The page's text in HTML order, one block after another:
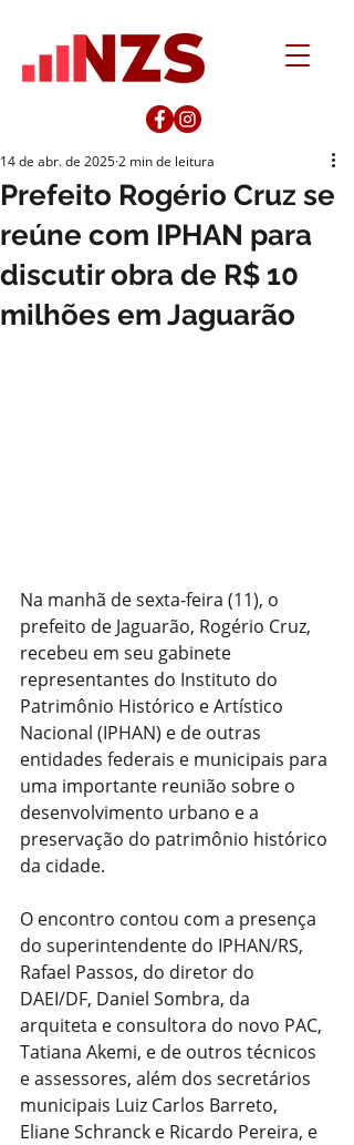
Prefeito Rogério Cruz se
reúne com IPHAN para
discutir obra de R$ 10
milhões em Jaguarão
14 de abr. de 20252 min de leitura
Na manhã de sexta-feira (11), o
prefeito de Jaguarão, Rogério Cruz,
recebeu em seu gabinete
representantes do Instituto do
Patrimônio Histórico e Artístico
Nacional (IPHAN) e de outras
entidades federais e municipais para
uma importante reunião sobre o
desenvolvimento urbano e a
preservação do patrimônio histórico
da cidade.
O encontro contou com a presença
do superintendente do IPHAN/RS,
Rafael Passos, do diretor do
DAEI/DF, Daniel Sombra, da
arquiteta e consultora do novo PAC,
Tatiana Akemi, e de outros técnicos
e assessores, além dos secretários
municipais Luiz Carlos Barreto,
Eliane Schranck e Ricardo Pereira, e